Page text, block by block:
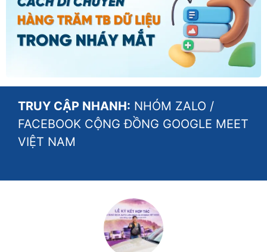
TRUY CẬP NHANH: NHÓM ZALO /
FACEBOOK CỘNG ĐỒNG GOOGLE MEET
VIỆT NAM